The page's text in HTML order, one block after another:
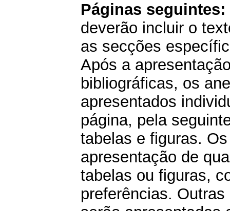
Páginas seguintes:
deverão incluir o
as secções
Após a
bibliográficas, os
apresentados
página, pela
tabelas e figuras.
apresentação de
tabelas ou figuras,
preferências.